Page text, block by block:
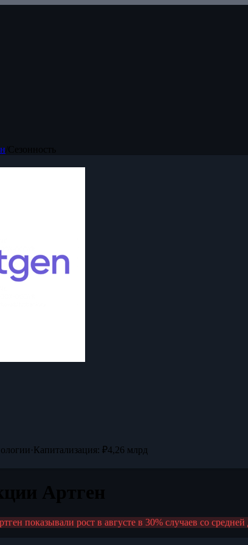
·Капитализация: ₽4,26 млрд
показывали рост в августе в 30% случаев со